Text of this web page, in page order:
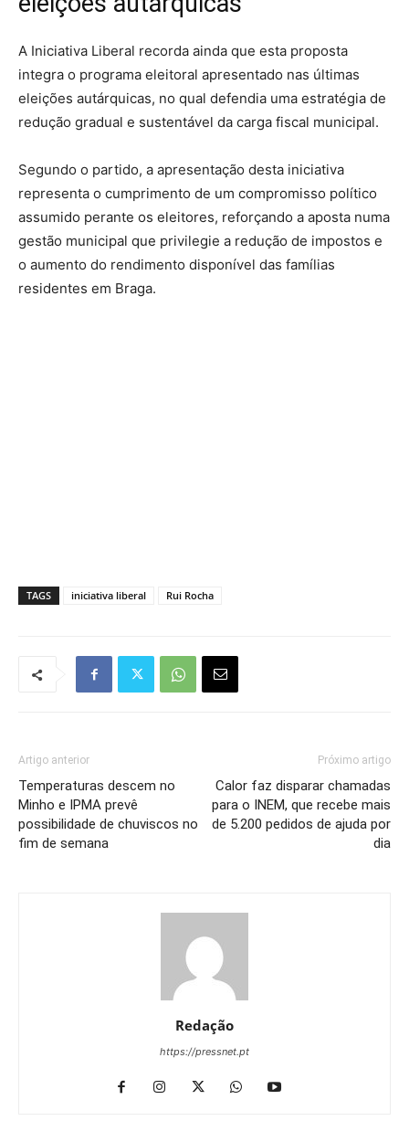
A Iniciativa Liberal recorda ainda que esta proposta
integra o programa eleitoral apresentado nas últimas
eleições autárquicas, no qual defendia uma estratégia de
redução gradual e sustentável da carga fiscal municipal.
Segundo o partido, a apresentação desta iniciativa
representa o cumprimento de um compromisso político
assumido perante os eleitores, reforçando a aposta numa
gestão municipal que privilegie a redução de impostos e
o aumento do rendimento disponível das famílias
residentes em Braga.
TAGS iniciativa liberal Rui Rocha
Artigo anterior
Temperaturas descem no
Minho e IPMA prevê
possibilidade de chuviscos no
fim de semana
Próximo artigo
Calor faz disparar chamadas
para o INEM, que recebe mais
de 5.200 pedidos de ajuda por
dia
Redação
https://pressnet.pt